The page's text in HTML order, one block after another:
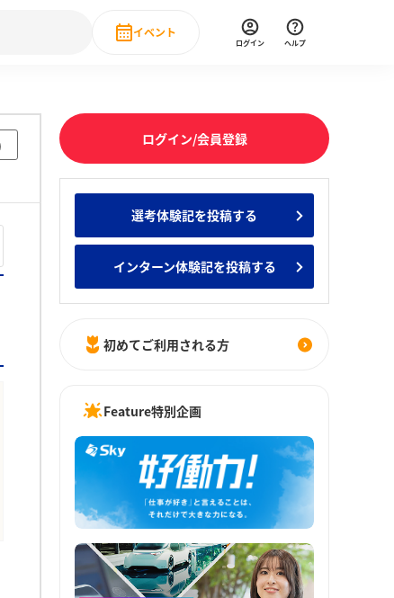
卒就職人気企業ランキング みんなのインターン人気企業ランキ
・DX現場社員インタビュー
イベント
直近のイベント一覧
ログイン ヘルプ
ログイン/会員登録
選考体験記を投稿する
インターン体験記を投稿する
初めてご利用される方
Feature特別企画